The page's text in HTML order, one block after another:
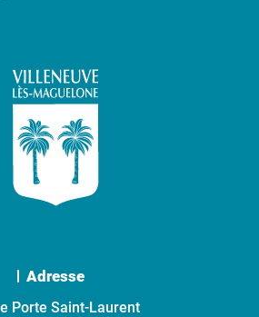
Adresse
Porte Saint-Laurent